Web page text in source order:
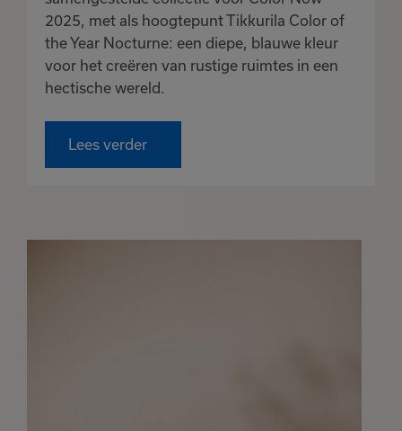
2025, met als hoogtepunt Tikkurila Color of
the Year Nocturne: een diepe, blauwe kleur
voor het creëren van rustige ruimtes in een
hectische wereld.
Lees verder